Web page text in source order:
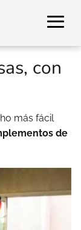
con
más fácil
de